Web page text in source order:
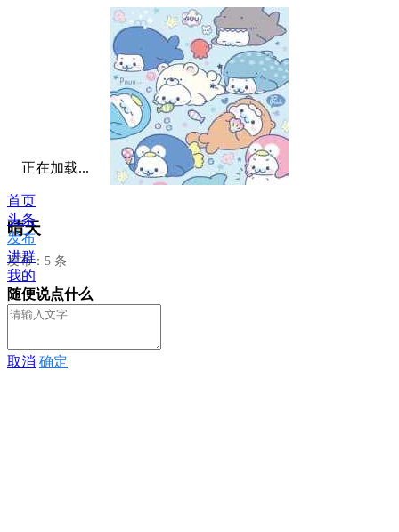
晴天
发布：5 条
正在加载...
首页
头条
发布
进群
我的
随便说点什么
取消 确定